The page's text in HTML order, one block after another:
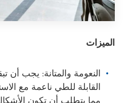
الميزات
النعومة والمتانة: يجب أن
القابلة للطي ناعمة مع